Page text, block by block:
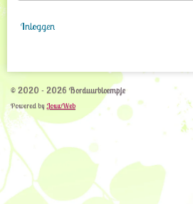
Inloggen
© 2020 - 2026 Borduurbloempje
Powered by JouwWeb